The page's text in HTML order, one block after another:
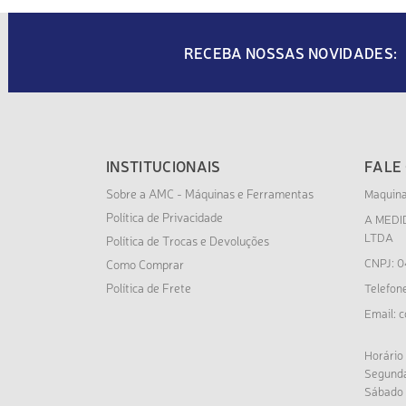
RECEBA NOSSAS NOVIDADES:
INSTITUCIONAIS
Sobre a AMC - Máquinas e Ferramentas
Política de Privacidade
Política de Trocas e Devoluções
Como Comprar
Política de Frete
FALE
A
LTDA
CNPJ:
Email: